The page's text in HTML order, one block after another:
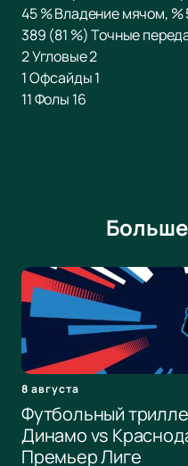
45 % Владение мячом, %
389 (81 %) Точные
2 Угловые 2
1 Офсайды 1
11 Фолы 16
8 августа
Футбольный
Динамо vs
Премьер Лиге